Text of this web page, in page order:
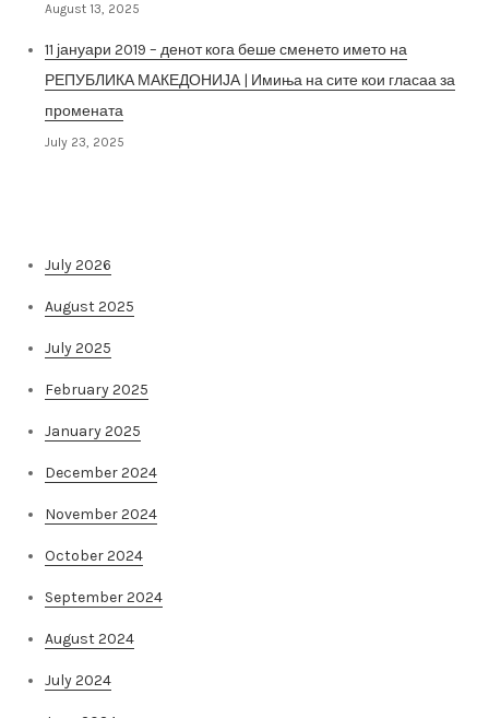
August 13, 2025
11 јануари 2019 – денот кога беше сменето името на
РЕПУБЛИКА МАКЕДОНИЈА | Имиња на сите кои гласаа за
промената
July 23, 2025
July 2026
August 2025
July 2025
February 2025
January 2025
December 2024
November 2024
October 2024
September 2024
August 2024
July 2024